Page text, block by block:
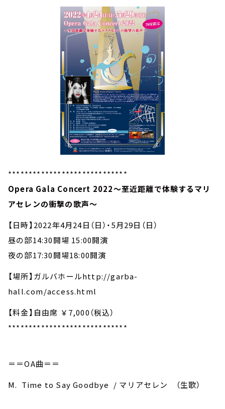
*****************************
Opera Gala Concert 2022～至近距離で体験するマリ
アセレンの衝撃の歌声～
【日時】2022年4月24日（日）・5月29日（日）
昼の部14:30開場 15:00開演
夜の部17:30開場18:00開演
【場所】ガルバホールhttp://garba-
hall.com/access.html
【料金】自由席 ￥7,000（税込）
*****************************
＝＝OA曲＝＝
M. Time to Say Goodbye / マリアセレン （生歌）